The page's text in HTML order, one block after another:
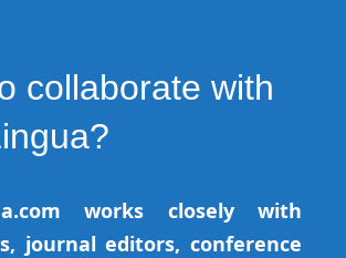
collaborate with
works closely with
journal editors, conference